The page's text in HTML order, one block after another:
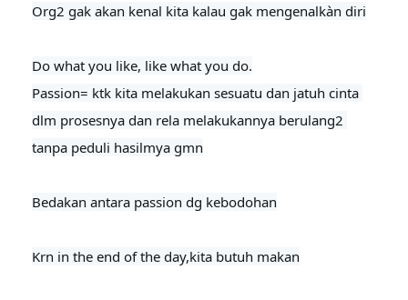
Org2 gak akan kenal kita kalau gak mengenalkàn diri
Do what you like, like what you do.
Passion= ktk kita melakukan sesuatu dan jatuh cinta
dlm prosesnya dan rela melakukannya berulang2
tanpa peduli hasilmya gmn
Bedakan antara passion dg kebodohan
Krn in the end of the day,kita butuh makan